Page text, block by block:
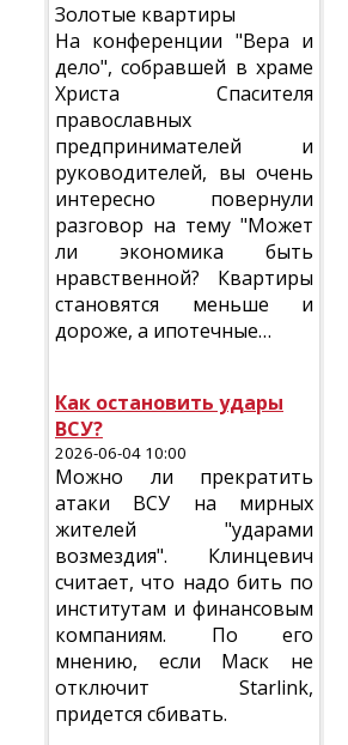
Золотые квартиры
На конференции "Вера и
дело", собравшей в храме
Христа Спасителя
православных
предпринимателей и
руководителей, вы очень
интересно повернули
разговор на тему "Может
ли экономика быть
нравственной? Квартиры
становятся меньше и
дороже, а ипотечные…
Как остановить удары
ВСУ?
2026-06-04 10:00
Можно ли прекратить
атаки ВСУ на мирных
жителей "ударами
возмездия". Клинцевич
считает, что надо бить по
институтам и финансовым
компаниям. По его
мнению, если Маск не
отключит Starlink,
придется сбивать.